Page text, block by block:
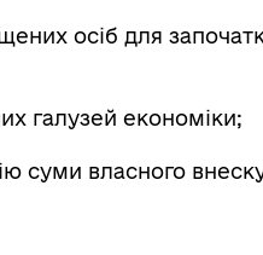
осіб для
галузей економіки;
суми власного